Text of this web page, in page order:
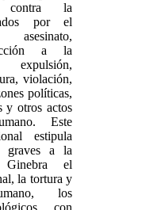
contra la
por el
a la
violación,
políticas,
y otros actos
Este
estipula
graves a la
Ginebra el
la tortura y
los
con